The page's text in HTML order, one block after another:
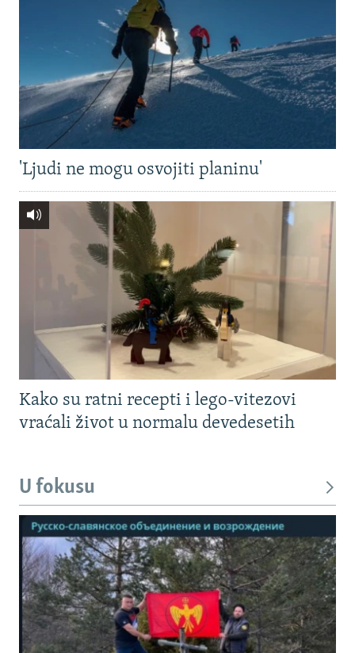
'Ljudi ne mogu osvojiti planinu'
Kako su ratni recepti i lego-vitezovi
vraćali život u normalu devedesetih
U fokusu